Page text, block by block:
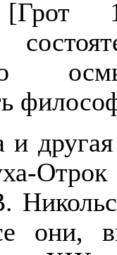
и
Отрок
они,